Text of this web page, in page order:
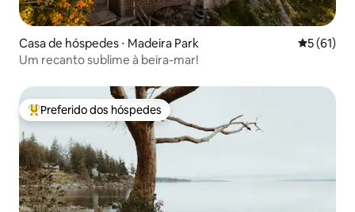
Casa de hóspedes ⋅ Madeira Park 5 de uma
5 (61)
Um recanto sublime à beira-mar!
Entre os melhores preferidos dos hóspedes
Preferido dos hóspedes